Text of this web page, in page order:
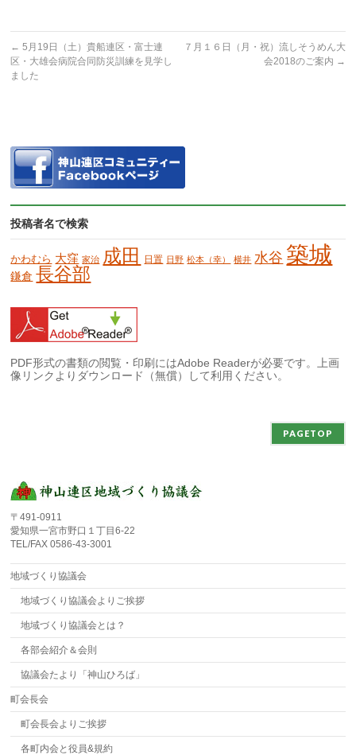
← 5月19日（土）貴船連区・富士連
区・大雄会病院合同防災訓練を見学し
ました
７月１６日（月・祝）流しそうめん大
会2018のご案内 →
投稿者名で検索
かわむら 大窪 家治 成田 日置 日野 松本（幸） 横井 水谷 築城
鎌倉 長谷部
PDF形式の書類の閲覧・印刷にはAdobe Readerが必要です。上画
像リンクよりダウンロード（無償）して利用ください。
PAGETOP
〒491-0911
愛知県一宮市野口１丁目6-22
TEL/FAX 0586-43-3001
地域づくり協議会
地域づくり協議会よりご挨拶
地域づくり協議会とは？
各部会紹介＆会則
協議会たより「神山ひろば」
町会長会
町会長会よりご挨拶
各町内会と役員&規約